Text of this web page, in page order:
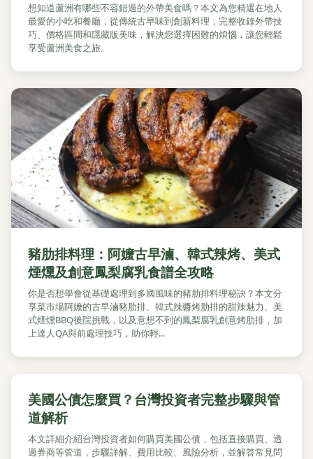
想知道蘆洲有哪些不容錯過的外帶美食嗎？本文為您精選在地人
最愛的小吃和餐廳，從傳統古早味到創新料理，完整收錄外帶技
巧、價格區間和隱藏版美味，解決您選擇困難的煩惱，讓您輕鬆
享受蘆洲美食之旅。
豬肋排料理：阿嬤古早滷、韓式辣烤、美式
煙燻及創意鳳梨腐乳食譜全攻略
你是否想學會從基礎處理到多國風味的豬肋排料理秘訣？本文分
享菜市場阿嬤的古早滷豬肋排、韓式辣醬烤肋排的甜辣魅力、美
式煙燻BBQ後院挑戰，以及意想不到的鳳梨腐乳創意烤肋排，加
上達人QA與前處理技巧，助你輕...
美國公債怎麼買？台灣投資者完整步驟與管
道解析
本文詳細介紹台灣投資者如何購買美國公債，包括直接購買、透
過券商等管道，步驟詳解、費用比較、風險分析，並解答常見問